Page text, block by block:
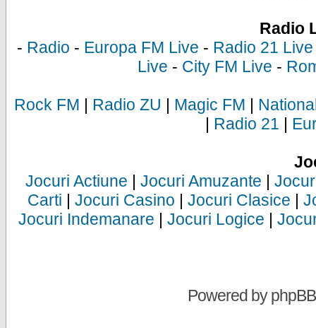
Radio
- Radio - Europa FM Live - Radio 21 Live
Live - City FM Live -
Rock FM | Radio ZU | Magic FM |
| Radio 21 |
Jocuri Actiune | Jocuri Amuzante |
Carti | Jocuri Casino | Jocuri Clasice |
Jocuri Indemanare | Jocuri Logice |
Powered byphpBB